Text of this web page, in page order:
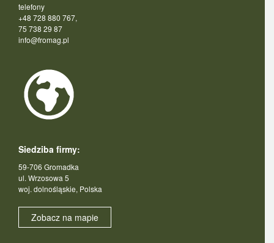
telefony
+48 728 880 767,
75 738 29 87
info@fromag.pl
Siedziba firmy:
59-706 Gromadka
ul. Wrzosowa 5
woj. dolnośląskie, Polska
Zobacz na mapie